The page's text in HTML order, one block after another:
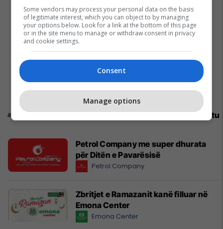
Promo Reklamo këtu
Petrol Company me super dhurata
për Ditën e Pavarësisë
Petrol Company
Zbritjet e Ramazanit kanë filluar në
Emona Center
Emona Center
Some vendors may process your personal data on the basis
of legitimate interest, which you can object to by managing
your options below. Look for a link at the bottom of this page
or in the site menu to manage or withdraw consent in privacy
and cookie settings.
Consent
Manage options